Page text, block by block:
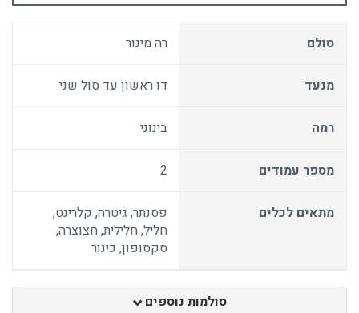
סולם רה מינור
מנעד דו ראשון עד סול שני
רמה בינוני
מספר עמודים 2
מתאים לכלים
פסנתר, גיטרה, קלרינט,
חליל, חלילית, חצוצרה,
סקסופון, כינור
סולמות נוספים